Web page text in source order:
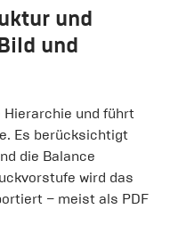
und
und
und führt
Es berücksichtigt
die Balance
wird das
– meist als PDF